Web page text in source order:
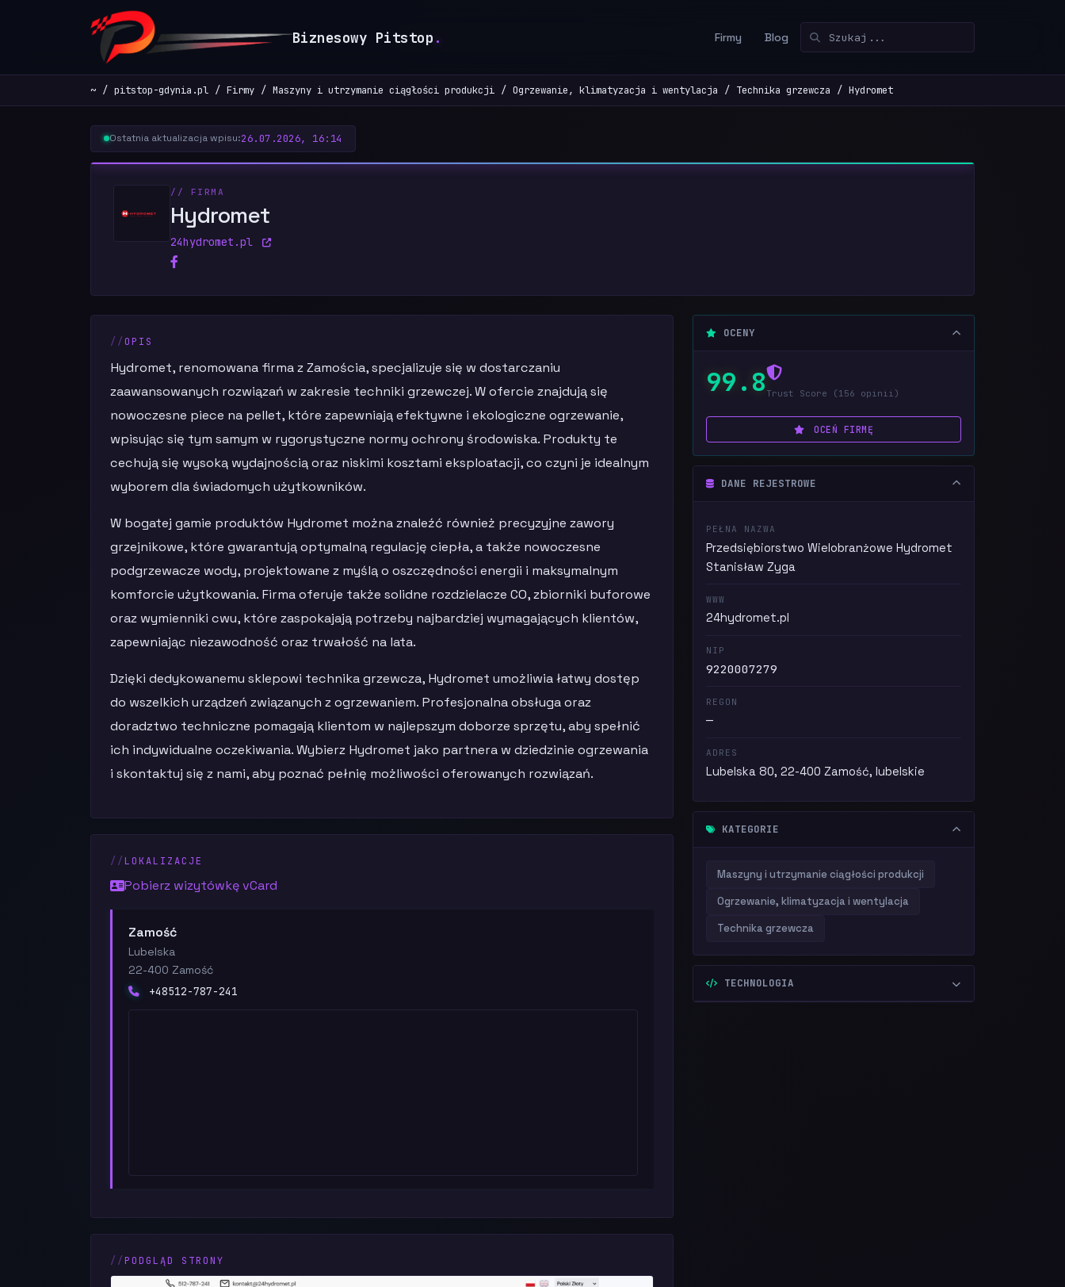
Biznesowy Pitstop . Firmy Blog
~ pitstop-gdynia.pl Firmy Maszyny i utrzymanie ciągłości produkcji Ogrzewanie, klimatyzacja i wentylacja Technika grzewcza Hydromet
Ostatnia aktualizacja wpisu:26.07.2026, 16:14
// FIRMA
Hydromet
24hydromet.pl
OCENY
99.8 Trust Score (156 opinii)
OCEŃ FIRMĘ
DANE REJESTROWE
PEŁNA NAZWA
Przedsiębiorstwo Wielobranżowe Hydromet
Stanisław Zyga
WWW
24hydromet.pl
NIP
9220007279
REGON
—
ADRES
Lubelska 80, 22-400 Zamość, lubelskie
KATEGORIE
Maszyny i utrzymanie ciągłości produkcji
Ogrzewanie, klimatyzacja i wentylacja
Technika grzewcza
TECHNOLOGIA
OPIS
Hydromet, renomowana firma z Zamościa, specjalizuje się w dostarczaniu
zaawansowanych rozwiązań w zakresie techniki grzewczej. W ofercie znajdują się
nowoczesne piece na pellet, które zapewniają efektywne i ekologiczne ogrzewanie,
wpisując się tym samym w rygorystyczne normy ochrony środowiska. Produkty te
cechują się wysoką wydajnością oraz niskimi kosztami eksploatacji, co czyni je idealnym
wyborem dla świadomych użytkowników.
W bogatej gamie produktów Hydromet można znaleźć również precyzyjne zawory
grzejnikowe, które gwarantują optymalną regulację ciepła, a także nowoczesne
podgrzewacze wody, projektowane z myślą o oszczędności energii i maksymalnym
komforcie użytkowania. Firma oferuje także solidne rozdzielacze CO, zbiorniki buforowe
oraz wymienniki cwu, które zaspokajają potrzeby najbardziej wymagających klientów,
zapewniając niezawodność oraz trwałość na lata.
Dzięki dedykowanemu sklepowi technika grzewcza, Hydromet umożliwia łatwy dostęp
do wszelkich urządzeń związanych z ogrzewaniem. Profesjonalna obsługa oraz
doradztwo techniczne pomagają klientom w najlepszym doborze sprzętu, aby spełnić
ich indywidualne oczekiwania. Wybierz Hydromet jako partnera w dziedzinie ogrzewania
i skontaktuj się z nami, aby poznać pełnię możliwości oferowanych rozwiązań.
LOKALIZACJE
Pobierz wizytówkę vCard
Zamość
Lubelska
22-400 Zamość
+48512-787-241
PODGLĄD STRONY